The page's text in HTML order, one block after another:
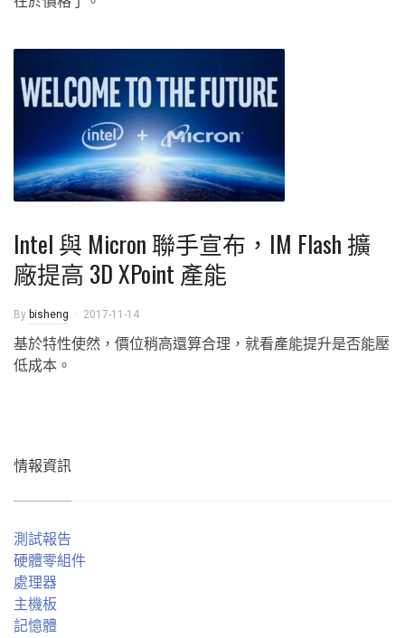
Intel 與 Micron 聯手宣布，IM Flash 擴
廠提高 3D XPoint 產能
By bisheng 2017-11-14
基於特性使然，價位稍高還算合理，就看產能提升是否能壓
低成本。
情報資訊
測試報告
硬體零組件
處理器
主機板
記憶體